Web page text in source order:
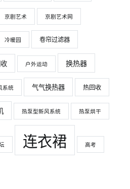
京剧艺术 京剧艺术网
冷暖园 卷帘过滤器
户外运动 换热器
系统 气气换热器 热回收
热泵型新风系统 热泵烘干
连衣裙 高考